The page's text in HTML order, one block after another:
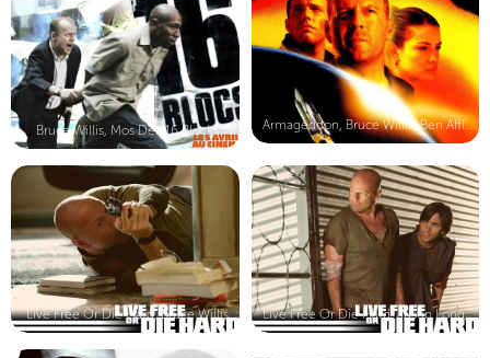
Bruce Willis, Mos Def, 16 Blocks Armageddon, Bruce Willis, Ben Affle...
Live Free Or Die Hard, Bruce Willis Live Free Or Die Hard, Justin Long,...